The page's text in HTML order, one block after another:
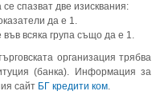
спазват две изисквания:
да е 1.
всяка група също да е 1.
организация трябва
(банка). Информация за
сайт БГ кредити ком.